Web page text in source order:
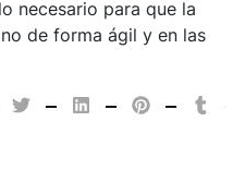
necesario para que la
de forma ágil y en las